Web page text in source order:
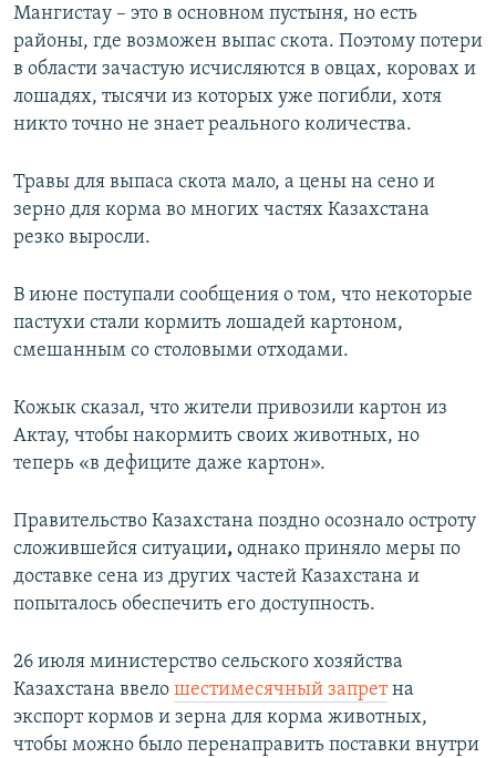
Мангистау – это в основном пустыня, но есть
районы, где возможен выпас скота. Поэтому потери
в области зачастую исчисляются в овцах, коровах и
лошадях, тысячи из которых уже погибли, хотя
никто точно не знает реального количества.
Травы для выпаса скота мало, а цены на сено и
зерно для корма во многих частях Казахстана
резко выросли.
В июне поступали сообщения о том, что некоторые
пастухи стали кормить лошадей картоном,
смешанным со столовыми отходами.
Кожык сказал, что жители привозили картон из
Актау, чтобы накормить своих животных, но
теперь «в дефиците даже картон».
Правительство Казахстана поздно осознало остроту
сложившейся ситуации, однако приняло меры по
доставке сена из других частей Казахстана и
попыталось обеспечить его доступность.
26 июля министерство сельского хозяйства
Казахстана ввело шестимесячный запретна
экспорт кормов и зерна для корма животных,
чтобы можно было перенаправить поставки внутри